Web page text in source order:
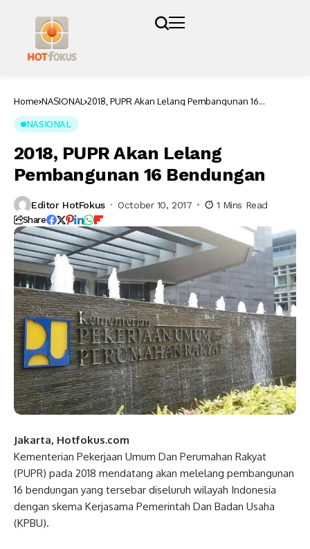
Home NASIONAL 2018, PUPR Akan Lelang Pembangunan 16
NASIONAL
2018, PUPR Akan Lelang
Pembangunan 16 Bendungan
Editor HotFokus October 10, 2017 1 Mins Read
Share
Jakarta, Hotfokus.com
Kementerian Pekerjaan Umum Dan Perumahan Rakyat
(PUPR) pada 2018 mendatang akan melelang pembangunan
16 bendungan yang tersebar diseluruh wilayah Indonesia
dengan skema Kerjasama Pemerintah Dan Badan Usaha
(KPBU).